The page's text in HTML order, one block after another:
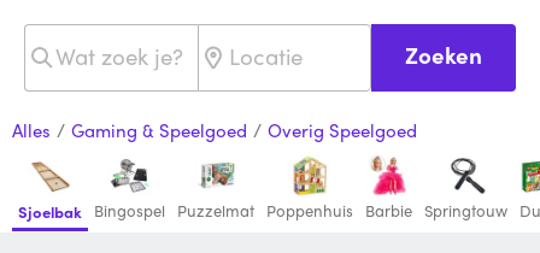
Zoeken
Alles / Gaming & Speelgoed / Overig Speelgoed
Sjoelbak Bingospel Puzzelmat Poppenhuis Barbie Springtouw